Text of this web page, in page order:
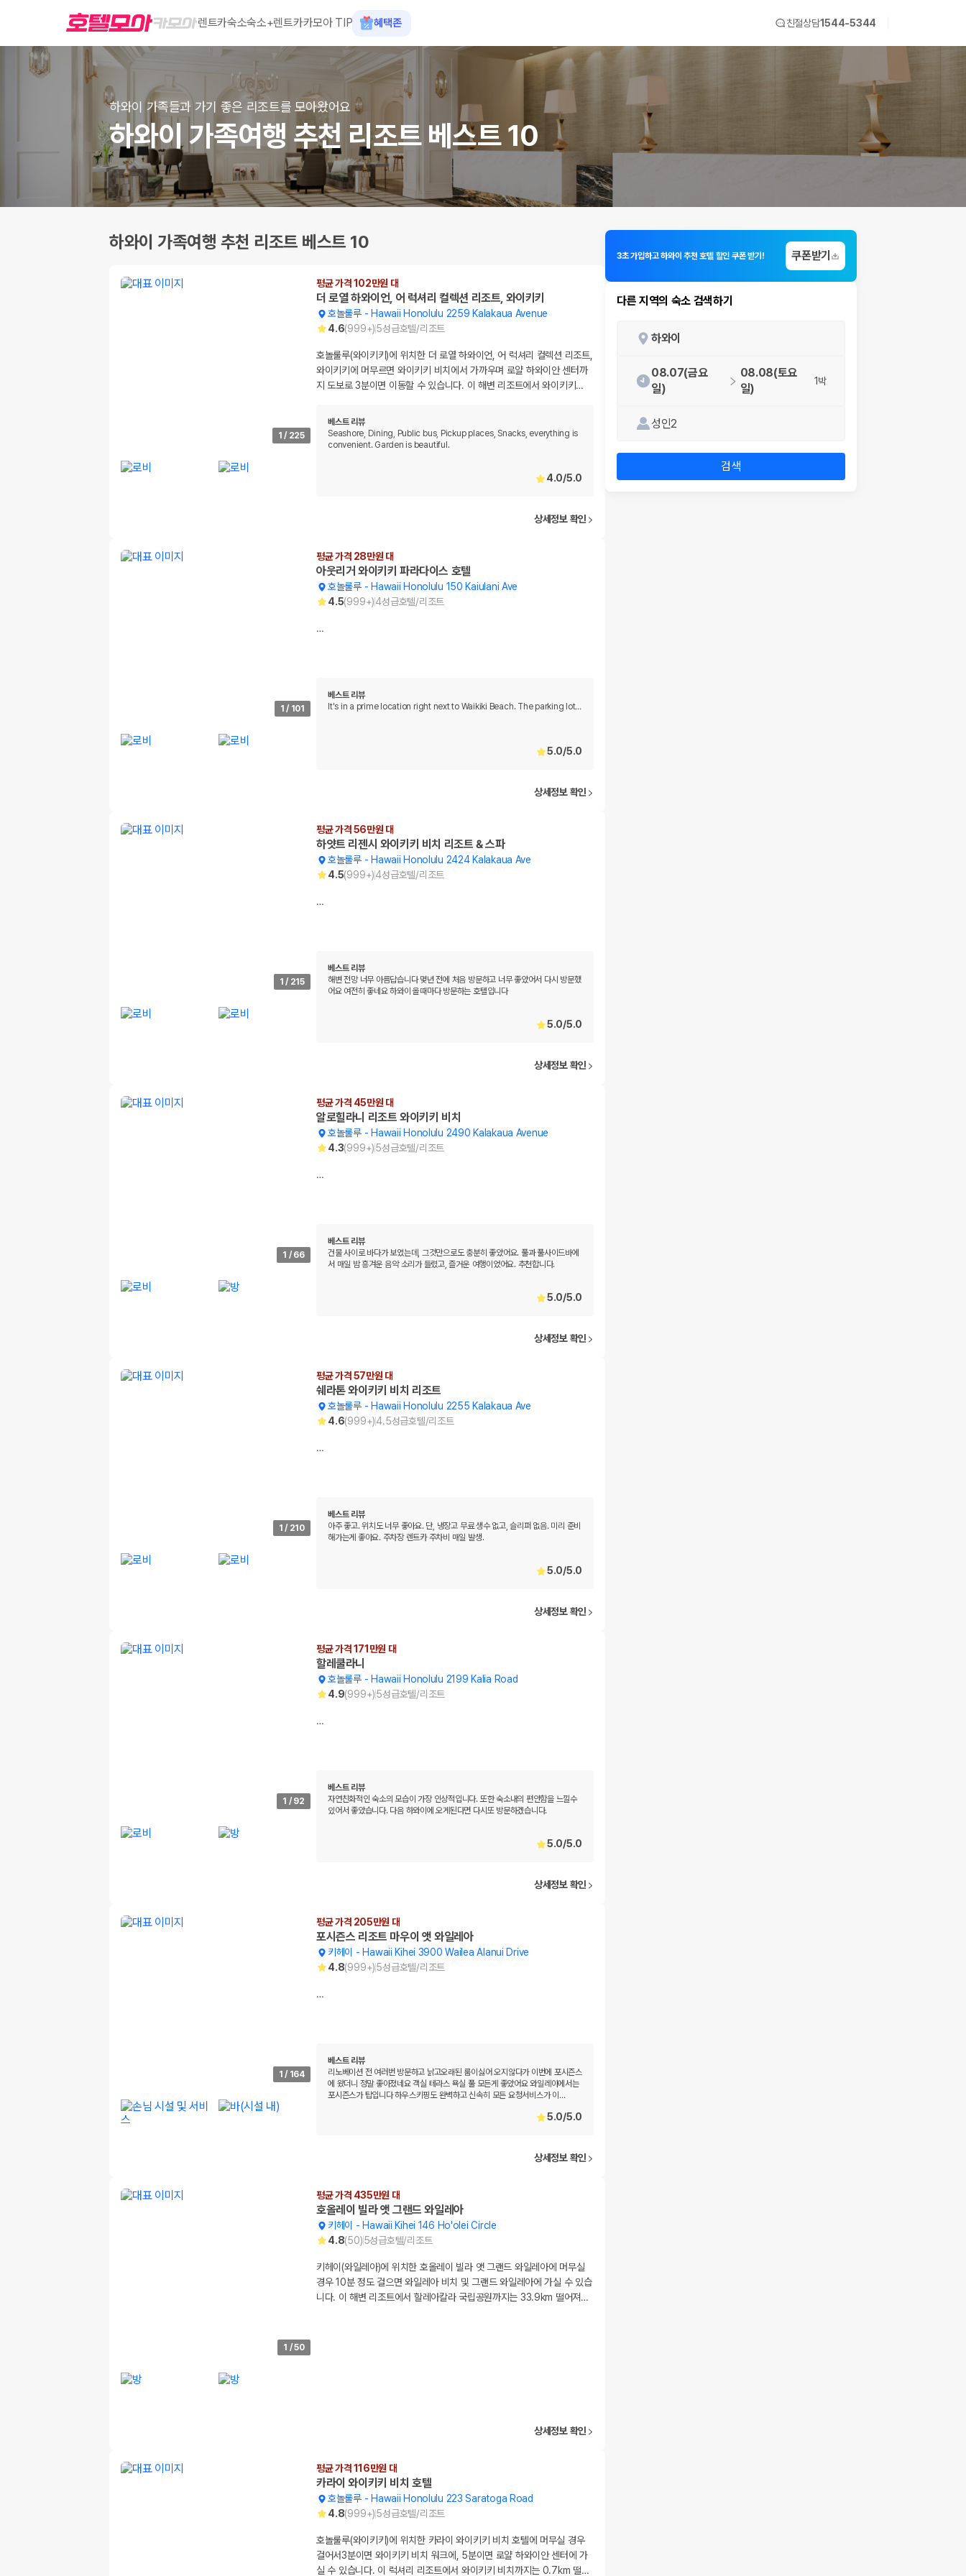
렌트카숙소숙소+렌트카카모아 TIP 혜택존 친절상담1544-5344
하와이 가족들과 가기 좋은 리조트를 모아왔어요
하와이 가족여행 추천 리조트 베스트 10
하와이 가족여행 추천 리조트 베스트 10
1 / 225
평균 가격 102만원 대
더 로열 하와이언, 어 럭셔리 컬렉션 리조트, 와이키키
호놀룰루- Hawaii Honolulu 2259 Kalakaua Avenue
4.6(999+)5성급호텔/리조트
호놀룰루(와이키키)에 위치한 더 로열 하와이언, 어 럭셔리 컬렉션 리조트,
와이키키에 머무르면 와이키키 비치에서 가까우며 로얄 하와이안 센터까
지 도보로 3분이면 이동할 수 있습니다. 이 해변 리조트에서 와이키키 …
베스트 리뷰
Seashore, Dining, Public bus, Pickup places, Snacks, everything is
convenient. Garden is beautiful.
4.0/5.0
상세정보 확인
1 / 101
평균 가격 28만원 대
아웃리거 와이키키 파라다이스 호텔
호놀룰루- Hawaii Honolulu 150 Kaiulani Ave
4.5(999+)4성급호텔/리조트
…
베스트 리뷰
It's in a prime location right next to Waikiki Beach. The parking lot…
5.0/5.0
상세정보 확인
1 / 215
평균 가격 56만원 대
하얏트 리젠시 와이키키 비치 리조트 & 스파
호놀룰루- Hawaii Honolulu 2424 Kalakaua Ave
4.5(999+)4성급호텔/리조트
…
베스트 리뷰
해변 전망 너무 아름답습니다 몇년 전에 처음 방문하고 너무 좋았어서 다시 방문했
어요 여전히 좋네요 하와이 올때마다 방문하는 호텔입니다
5.0/5.0
상세정보 확인
1 / 66
평균 가격 45만원 대
알로힐라니 리조트 와이키키 비치
호놀룰루- Hawaii Honolulu 2490 Kalakaua Avenue
4.3(999+)5성급호텔/리조트
…
베스트 리뷰
건물 사이로 바다가 보였는데, 그것만으로도 충분히 좋았어요. 풀과 풀사이드바에
서 매일 밤 흥겨운 음악 소리가 들렸고, 즐거운 여행이었어요. 추천합니다.
5.0/5.0
상세정보 확인
1 / 210
평균 가격 57만원 대
쉐라톤 와이키키 비치 리조트
호놀룰루- Hawaii Honolulu 2255 Kalakaua Ave
4.6(999+)4.5성급호텔/리조트
…
베스트 리뷰
아주 좋고. 위치도 너무 좋아요. 단, 냉장고 무료 생수 없고, 슬리퍼 없음. 미리 준비
해가는게 좋아요. 주차장 렌트카 주차비 매일 발생.
5.0/5.0
상세정보 확인
1 / 92
평균 가격 171만원 대
할레쿨라니
호놀룰루- Hawaii Honolulu 2199 Kalia Road
4.9(999+)5성급호텔/리조트
…
베스트 리뷰
자연친화적인 숙소의 모습이 가장 인상적입니다. 또한 숙소내의 편안함을 느낄수
있어서 좋았습니다. 다음 하와이에 오게된다면 다시또 방문하겠습니다.
5.0/5.0
상세정보 확인
1 / 164
평균 가격 205만원 대
포시즌스 리조트 마우이 앳 와일레아
키헤이 - Hawaii Kihei 3900 Wailea Alanui Drive
4.8(999+)5성급호텔/리조트
…
베스트 리뷰
리노베이션 전 여러번 방문하고 낡고오래된 룸이싫어 오지않다가 이번에 포시즌스
에 왔더니 정말 좋아졌네요 객실 테라스 욕실 풀 모든게 좋았어요 와일레아에서는
포시즌스가 탑입니다 하우스키핑도 완벽하고 신속히 모든 요청서비스가 이 …
5.0/5.0
상세정보 확인
1 /50
평균 가격 435만원 대
호올레이 빌라 앳 그랜드 와일레아
키헤이 - Hawaii Kihei 146 Ho'olei Circle
4.8(50)5성급호텔/리조트
키헤이(와일레아)에 위치한 호올레이 빌라 앳 그랜드 와일레아에 머무실
경우 10분 정도 걸으면 와일레아 비치 및 그랜드 와일레아에 가실 수 있습
니다. 이 해변 리조트에서 할레아칼라 국립공원까지는 33.9km 떨어져…
상세정보 확인
평균 가격 116만원 대
카라이 와이키키 비치 호텔
호놀룰루- Hawaii Honolulu 223 Saratoga Road
4.8(999+)5성급호텔/리조트
호놀룰루(와이키키)에 위치한 카라이 와이키키 비치 호텔에 머무실 경우
걸어서3분이면 와이키키 비치 워크에, 5분이면 로얄 하와이안 센터에 가
실 수 있습니다. 이 럭셔리 리조트에서 와이키키 비치까지는 0.7km 떨…
3초 가입하고 하와이 추천 호텔 할인 쿠폰 받기! 쿠폰받기
다른 지역의 숙소 검색하기
하와이
08.07(금요
일)
08.08(토요
일)
1박
성인2
검색